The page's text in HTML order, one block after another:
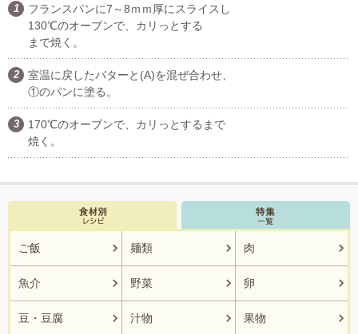
フランスパンに7～8ｍｍ厚にスライスし
130℃のオーブンで、カリっとする
まで焼く。
室温に戻したバターと(A)を混ぜ合わせ、
①のパンに塗る。
170℃のオーブンで、カリっとするまで
焼く。
ご飯 麺類 肉
魚介 野菜 卵
豆・豆腐 汁物 果物